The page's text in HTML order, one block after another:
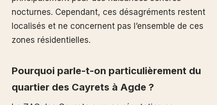
nocturnes. Cependant, ces désagréments restent
localisés et ne concernent pas l’ensemble de ces
zones résidentielles.
Pourquoi parle-t-on particulièrement du
quartier des Cayrets à Agde ?